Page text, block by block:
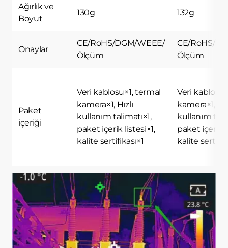
Ağırlık ve
Boyut
130g 132g
Onaylar
CE/RoHS/DGM/WEEE/
Ölçüm
CE/RoHS/
Ölçüm
Paket
içeriği
Veri kablosu×1, termal
kamera×1, Hızlı
kullanım talimatı×1,
paket içerik listesi×1,
kalite sertifikası×1
Veri
kamera×1,
kullanım
paket içerik
kalite